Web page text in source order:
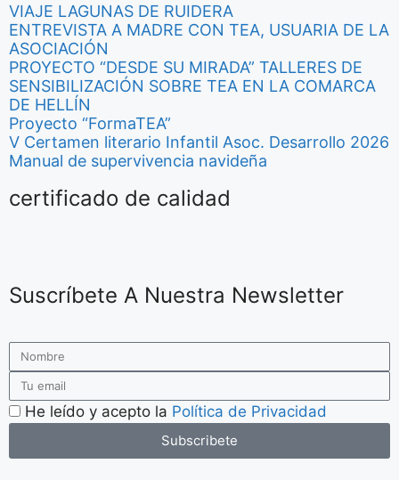
VIAJE LAGUNAS DE RUIDERA
ENTREVISTA A MADRE CON TEA, USUARIA DE LA
ASOCIACIÓN
PROYECTO “DESDE SU MIRADA” TALLERES DE
SENSIBILIZACIÓN SOBRE TEA EN LA COMARCA
DE HELLÍN
Proyecto “FormaTEA”
V Certamen literario Infantil Asoc. Desarrollo 2026
Manual de supervivencia navideña
certificado de calidad
Suscríbete A Nuestra Newsletter
He leído y acepto la Política de Privacidad
Subscribete